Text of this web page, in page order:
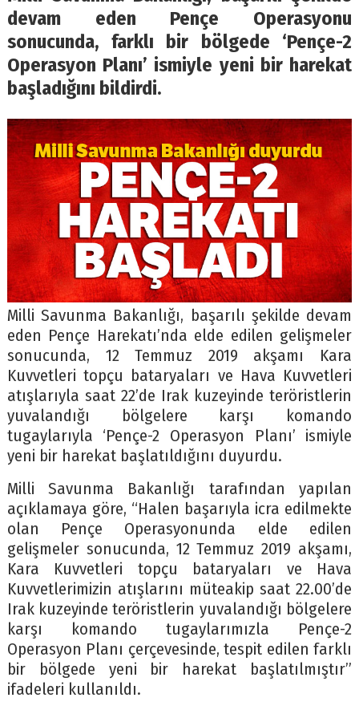
devam eden Pençe Operasyonu
sonucunda, farklı bir bölgede ‘Pençe-2
Operasyon Planı’ ismiyle yeni bir harekat
başladığını bildirdi.
Milli Savunma Bakanlığı, başarılı şekilde devam
eden Pençe Harekatı’nda elde edilen gelişmeler
sonucunda, 12 Temmuz 2019 akşamı Kara
Kuvvetleri topçu bataryaları ve Hava Kuvvetleri
atışlarıyla saat 22’de Irak kuzeyinde teröristlerin
yuvalandığı bölgelere karşı komando
tugaylarıyla ‘Pençe-2 Operasyon Planı’ ismiyle
yeni bir harekat başlatıldığını duyurdu.
Milli Savunma Bakanlığı tarafından yapılan
açıklamaya göre, “Halen başarıyla icra edilmekte
olan Pençe Operasyonunda elde edilen
gelişmeler sonucunda, 12 Temmuz 2019 akşamı,
Kara Kuvvetleri topçu bataryaları ve Hava
Kuvvetlerimizin atışlarını müteakip saat 22.00’de
Irak kuzeyinde teröristlerin yuvalandığı bölgelere
karşı komando tugaylarımızla Pençe-2
Operasyon Planı çerçevesinde, tespit edilen farklı
bir bölgede yeni bir harekat başlatılmıştır”
ifadeleri kullanıldı.